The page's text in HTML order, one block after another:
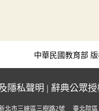
中華民國教育部 版
隱私聲明 | 辭典公眾授
北市三峽區三樹路2號 臺北院